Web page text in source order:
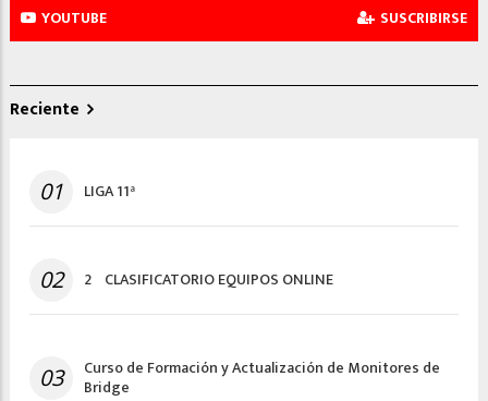
YOUTUBE SUSCRIBIRSE
Reciente
01 LIGA 11ª
02 2º CLASIFICATORIO EQUIPOS ONLINE
03 Curso de Formación y Actualización de Monitores de
Bridge